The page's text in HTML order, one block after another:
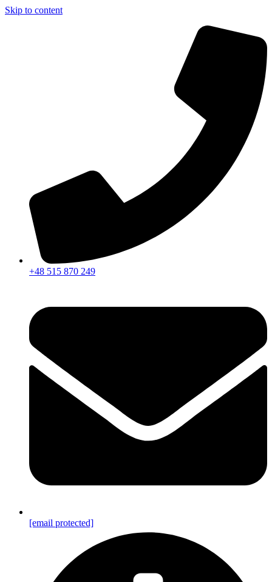
Skip to content
+48 515 870 249
[email protected]